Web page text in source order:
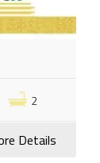
2
Details